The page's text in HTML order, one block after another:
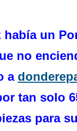
un
no
a
tan solo
para